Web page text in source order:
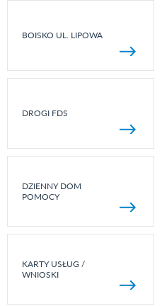
BOISKO UL. LIPOWA
DROGI FDS
DZIENNY DOM
POMOCY
KARTY USŁUG /
WNIOSKI